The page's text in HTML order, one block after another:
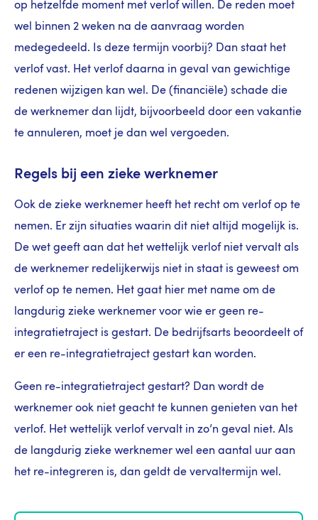
op hetzelfde moment met verlof willen. De reden moet
wel binnen 2 weken na de aanvraag worden
medegedeeld. Is deze termijn voorbij? Dan staat het
verlof vast. Het verlof daarna in geval van gewichtige
redenen wijzigen kan wel. De (financiële) schade die
de werknemer dan lijdt, bijvoorbeeld door een vakantie
te annuleren, moet je dan wel vergoeden.
Regels bij een zieke werknemer
Ook de zieke werknemer heeft het recht om verlof op te
nemen. Er zijn situaties waarin dit niet altijd mogelijk is.
De wet geeft aan dat het wettelijk verlof niet vervalt als
de werknemer redelijkerwijs niet in staat is geweest om
verlof op te nemen. Het gaat hier met name om de
langdurig zieke werknemer voor wie er geen re-
integratietraject is gestart. De bedrijfsarts beoordeelt of
er een re-integratietraject gestart kan worden.
Geen re-integratietraject gestart? Dan wordt de
werknemer ook niet geacht te kunnen genieten van het
verlof. Het wettelijk verlof vervalt in zo’n geval niet. Als
de langdurig zieke werknemer wel een aantal uur aan
het re-integreren is, dan geldt de vervaltermijn wel.